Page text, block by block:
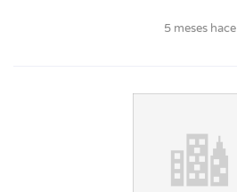
5 meses hace